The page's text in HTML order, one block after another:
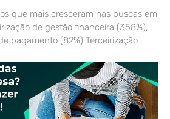
que mais cresceram nas buscas em
de gestão financeira (358%),
pagamento (82%) Terceirização